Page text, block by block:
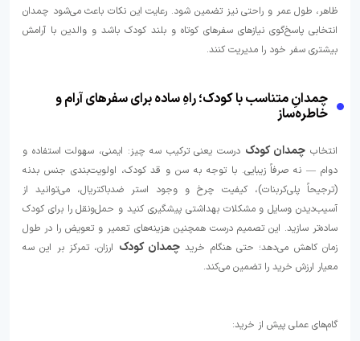
ظاهر، طول عمر و راحتی نیز تضمین شود. رعایت این نکات باعث می‌شود چمدان
انتخابی پاسخ‌گوی نیازهای سفرهای کوتاه و بلند کودک باشد و والدین با آرامش
بیشتری سفر خود را مدیریت کنند.
چمدانِ متناسب با کودک؛ راهِ ساده برای سفرهای آرام و
خاطره‌ساز
انتخاب چمدان کودک درست یعنی ترکیب سه چیز: ایمنی، سهولت استفاده و
دوام — نه صرفاً زیبایی. با توجه به سن و قد کودک، اولویت‌بندی جنس بدنه
(ترجیحاً پلی‌کربنات)، کیفیت چرخ و وجود استر ضدباکتریال، می‌توانید از
آسیب‌دیدن وسایل و مشکلات بهداشتی پیشگیری کنید و حمل‌ونقل را برای کودک
ساده‌تر سازید. این تصمیم درست همچنین هزینه‌های تعمیر و تعویض را در طول
زمان کاهش می‌دهد؛ حتی هنگام خرید چمدان کودک ارزان، تمرکز بر این سه
معیار ارزش خرید را تضمین می‌کند.
گام‌های عملی پیش از خرید: